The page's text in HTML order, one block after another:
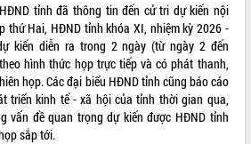
tỉnh đã thông tin đến cử tri dự kiến nội
thứ Hai, HĐND tỉnh khóa XI, nhiệm kỳ 2026 -
kiến diễn ra trong 2 ngày (từ ngày 2 đến
hình thức họp trực tiếp và có phát thanh,
họp. Các đại biểu HĐND tỉnh cũng báo cáo
triển kinh tế - xã hội của tỉnh thời gian qua,
vấn đề quan trọng dự kiến được HĐND tỉnh
sắp tới.